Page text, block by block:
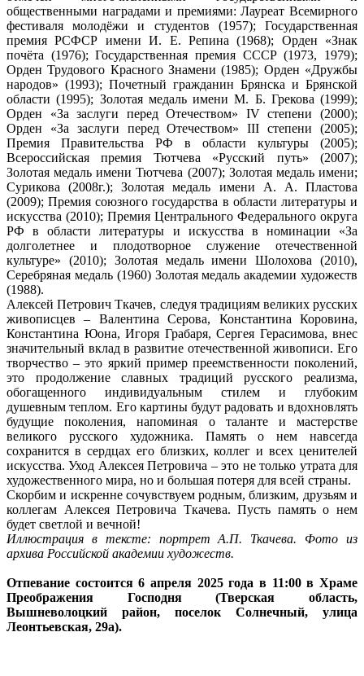
общественными наградами и премиями: Лауреат Всемирного
фестиваля молодёжи и студентов (1957); Государственная
премия РСФСР имени И. Е. Репина (1968); Орден «Знак
почёта (1976); Государственная премия СССР (1973, 1979);
Орден Трудового Красного Знамени (1985); Орден «Дружбы
народов» (1993); Почетный гражданин Брянска и Брянской
области (1995); Золотая медаль имени М. Б. Грекова (1999);
Орден «За заслуги перед Отечеством» IV степени (2000);
Орден «За заслуги перед Отечеством» III степени (2005);
Премия Правительства РФ в области культуры (2005);
Всероссийская премия Тютчева «Русский путь» (2007);
Золотая медаль имени Тютчева (2007); Золотая медаль имени;
Сурикова (2008г.); Золотая медаль имени А. А. Пластова
(2009); Премия союзного государства в области литературы и
искусства (2010); Премия Центрального Федерального округа
РФ в области литературы и искусства в номинации «За
долголетнее и плодотворное служение отечественной
культуре» (2010); Золотая медаль имени Шолохова (2010),
Серебряная медаль (1960) Золотая медаль академии художеств
(1988).
Алексей Петрович Ткачев, следуя традициям великих русских
живописцев – Валентина Серова, Константина Коровина,
Константина Юона, Игоря Грабаря, Сергея Герасимова, внес
значительный вклад в развитие отечественной живописи. Его
творчество – это яркий пример преемственности поколений,
это продолжение славных традиций русского реализма,
обогащенного индивидуальным стилем и глубоким
душевным теплом. Его картины будут радовать и вдохновлять
будущие поколения, напоминая о таланте и мастерстве
великого русского художника. Память о нем навсегда
сохранится в сердцах его близких, коллег и всех ценителей
искусства. Уход Алексея Петровича – это не только утрата для
художественного мира, но и большая потеря для всей страны.
Скорбим и искренне сочувствуем родным, близким, друзьям и
коллегам Алексея Петровича Ткачева. Пусть память о нем
будет светлой и вечной!
Иллюстрация в тексте: портрет А.П. Ткачева. Фото из
архива Российской академии художеств.
Отпевание состоится 6 апреля 2025 года в 11:00 в Храме
Преображения Господня (Тверская область,
Вышневолоцкий район, поселок Солнечный, улица
Леонтьевская, 29а).